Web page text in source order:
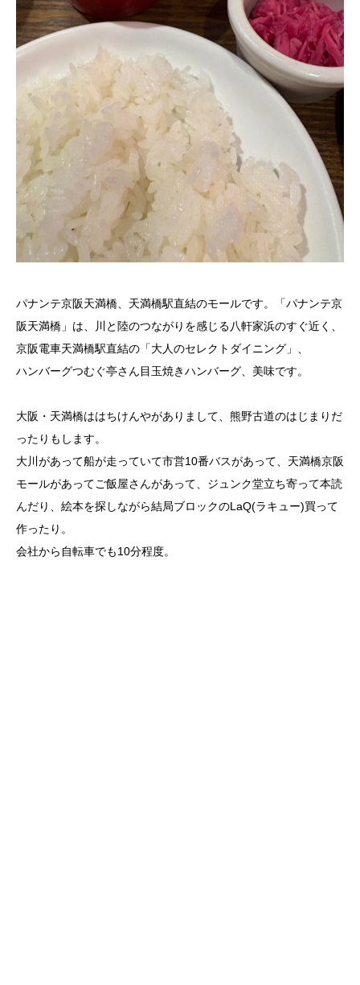
パナンテ京阪天満橋、天満橋駅直結のモールです。「パナンテ京
阪天満橋」は、川と陸のつながりを感じる八軒家浜のすぐ近く、
京阪電車天満橋駅直結の「大人のセレクトダイニング」、
ハンバーグつむぐ亭さん目玉焼きハンバーグ、美味です。
大阪・天満橋ははちけんやがありまして、熊野古道のはじまりだ
ったりもします。
大川があって船が走っていて市営10番バスがあって、天満橋京阪
モールがあってご飯屋さんがあって、ジュンク堂立ち寄って本読
んだり、絵本を探しながら結局ブロックのLaQ(ラキュー)買って
作ったり。
会社から自転車でも10分程度。